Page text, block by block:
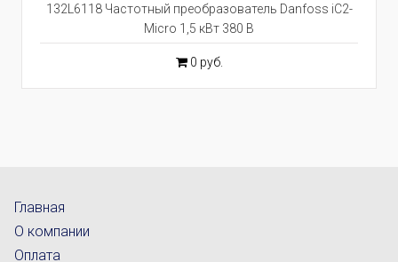
132L6118 Частотный преобразователь Danfoss iC2-
Micro 1,5 кВт 380 В
0 руб.
Главная
О компании
Оплата